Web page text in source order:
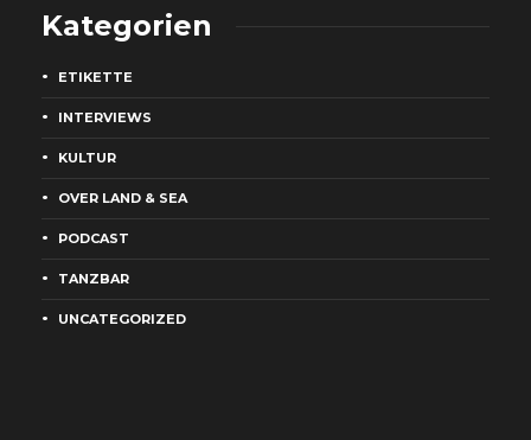
Kategorien
ETIKETTE
INTERVIEWS
KULTUR
OVER LAND & SEA
PODCAST
TANZBAR
UNCATEGORIZED